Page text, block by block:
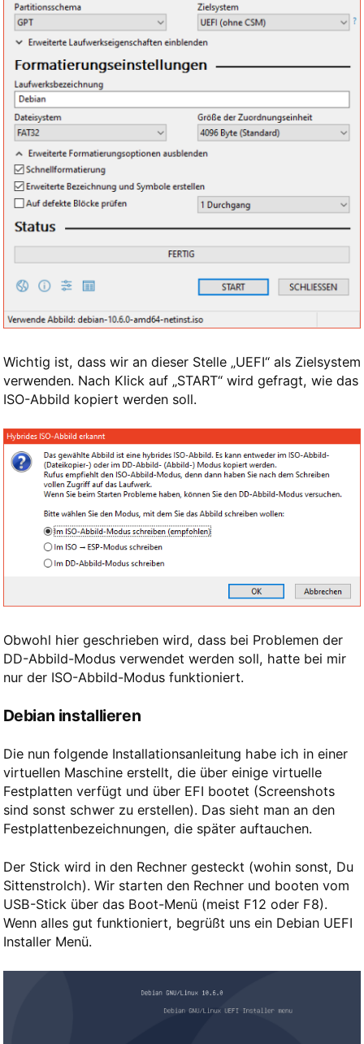
Wichtig ist, dass wir an dieser Stelle „UEFI“ als Zielsystem
verwenden. Nach Klick auf „START“ wird gefragt, wie das
ISO-Abbild kopiert werden soll.
Obwohl hier geschrieben wird, dass bei Problemen der
DD-Abbild-Modus verwendet werden soll, hatte bei mir
nur der ISO-Abbild-Modus funktioniert.
Debian installieren
Die nun folgende Installationsanleitung habe ich in einer
virtuellen Maschine erstellt, die über einige virtuelle
Festplatten verfügt und über EFI bootet (Screenshots
sind sonst schwer zu erstellen). Das sieht man an den
Festplattenbezeichnungen, die später auftauchen.
Der Stick wird in den Rechner gesteckt (wohin sonst, Du
Sittenstrolch). Wir starten den Rechner und booten vom
USB-Stick über das Boot-Menü (meist F12 oder F8).
Wenn alles gut funktioniert, begrüßt uns ein Debian UEFI
Installer Menü.